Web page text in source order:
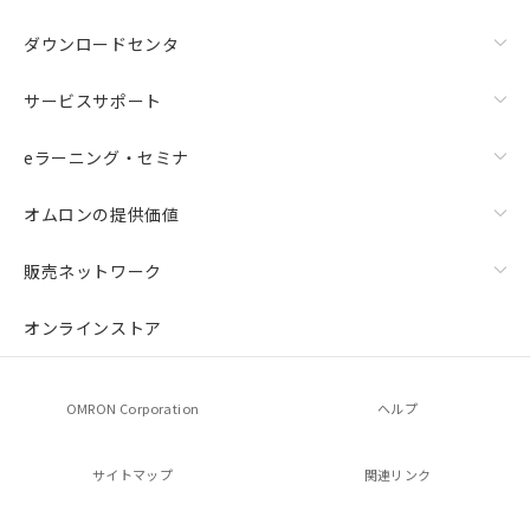
ダウンロードセンタ
サービスサポート
eラーニング・セミナ
オムロンの提供価値
販売ネットワーク
オンラインストア
OMRON Corporation ヘルプ
サイトマップ 関連リンク